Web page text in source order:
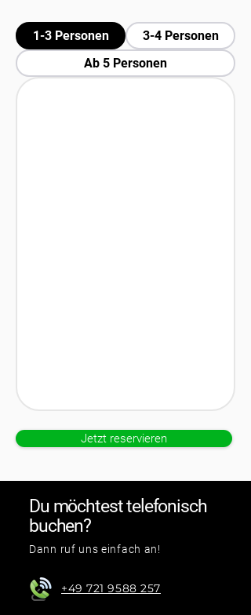
1-3 Personen
3-4 Personen
Ab 5 Personen
Jetzt reservieren
Du möchtest telefonisch
buchen?
Dann ruf uns einfach an!
+49 721 9588 257